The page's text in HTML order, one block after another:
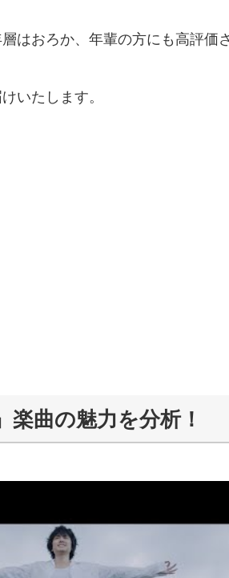
はおろか、年輩の方にも高評価
いたします。
曲の魅力を分析！